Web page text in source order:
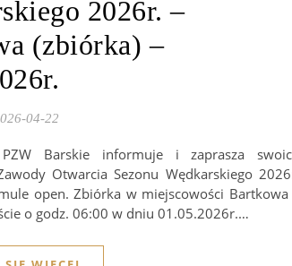
2026r. –
(zbiórka) –
04-22
PZW Barskie informuje i zaprasza
Otwarcia Sezonu Wędkarskiego
open. Zbiórka w miejscowości Bartkowa
o godz. 06:00 w dniu 01.05.2026r.…